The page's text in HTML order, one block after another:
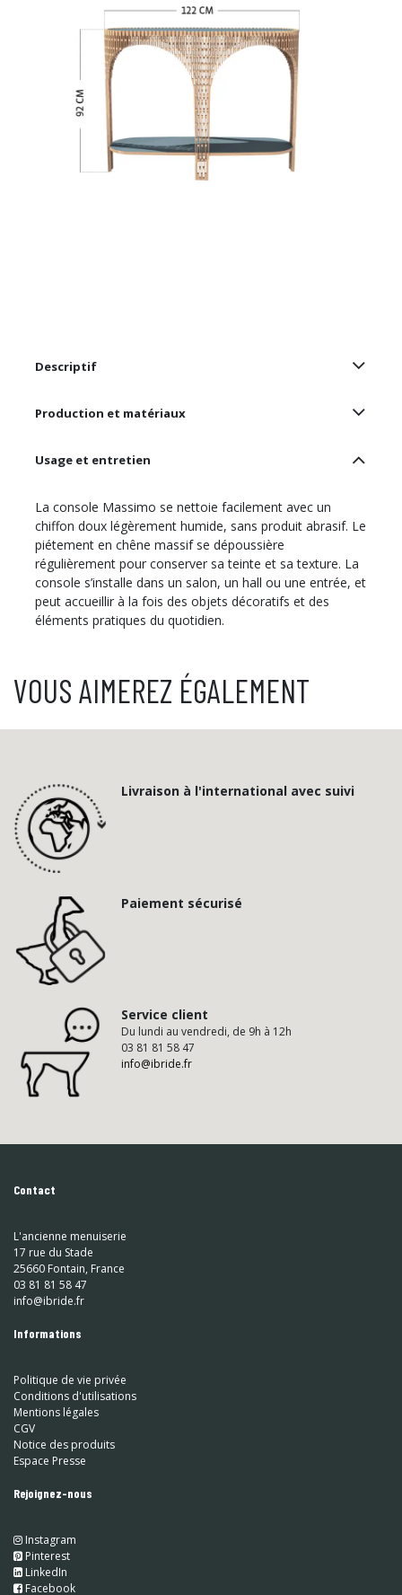
Descriptif
Production et matériaux
Usage et entretien
La console Massimo se nettoie facilement avec un
chiffon doux légèrement humide, sans produit abrasif. Le
piétement en chêne massif se dépoussière
régulièrement pour conserver sa teinte et sa texture. La
console s’installe dans un salon, un hall ou une entrée, et
peut accueillir à la fois des objets décoratifs et des
éléments pratiques du quotidien.
VOUS AIMEREZ ÉGALEMENT
Livraison à l'international avec suivi
Paiement sécurisé
Service client
Du lundi au vendredi, de 9h à 12h
03 81 81 58 47
info@ibride.fr
Contact
L'ancienne menuiserie
17 rue du Stade
25660 Fontain, France
03 81 81 58 47
info@ibride.fr
Informations
Politique de vie privée
Conditions d'utilisations
Mentions légales
CGV
Notice des produits
Espace Presse
Rejoignez-nous
Instagram
Pinterest
LinkedIn
​ Facebook